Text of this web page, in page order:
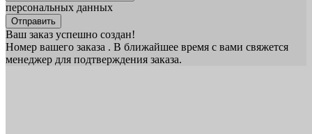
персональных данных
Отправить
Ваш заказ успешно создан!
Номер вашего заказа . В ближайшее время с вами свяжется
менеджер для подтверждения заказа.